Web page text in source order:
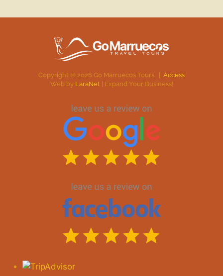
Copyright © 2026 Go Marruecos Tours. | Access
Web by LaraNet | Expand Your Business!